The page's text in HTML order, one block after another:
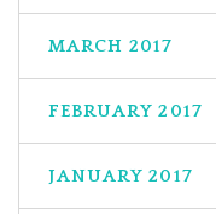
MARCH 2017
FEBRUARY 2017
JANUARY 2017